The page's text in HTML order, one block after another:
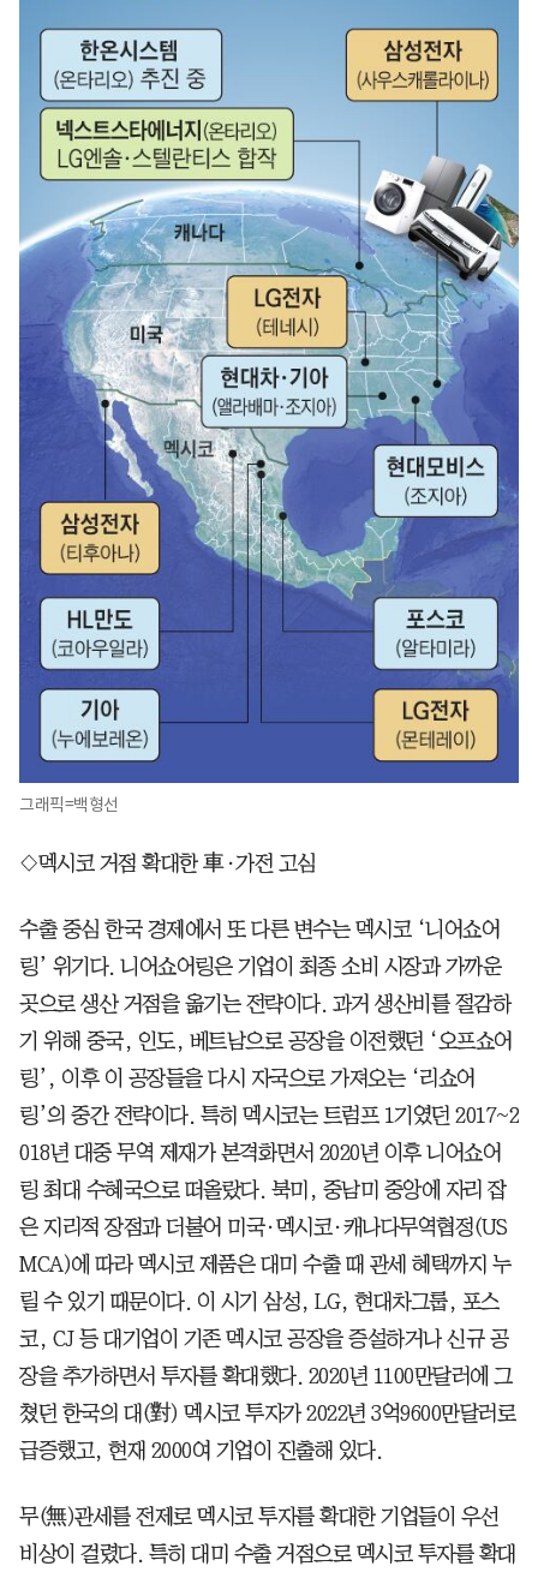
그래픽=백형선
◇멕시코 거점 확대한 車·가전 고심
수출 중심 한국 경제에서 또 다른 변수는 멕시코 ‘니어쇼어
링’ 위기다. 니어쇼어링은 기업이 최종 소비 시장과 가까운
곳으로 생산 거점을 옮기는 전략이다. 과거 생산비를 절감하
기 위해 중국, 인도, 베트남으로 공장을 이전했던 ‘오프쇼어
링’, 이후 이 공장들을 다시 자국으로 가져오는 ‘리쇼어
링’의 중간 전략이다. 특히 멕시코는 트럼프 1기였던 2017~2
018년 대중 무역 제재가 본격화면서 2020년 이후 니어쇼어
링 최대 수혜국으로 떠올랐다. 북미, 중남미 중앙에 자리 잡
은 지리적 장점과 더불어 미국·멕시코·캐나다무역협정(US
MCA)에 따라 멕시코 제품은 대미 수출 때 관세 혜택까지 누
릴 수 있기 때문이다. 이 시기 삼성, LG, 현대차그룹, 포스
코, CJ 등 대기업이 기존 멕시코 공장을 증설하거나 신규 공
장을 추가하면서 투자를 확대했다. 2020년 1100만달러에 그
쳤던 한국의 대(對) 멕시코 투자가 2022년 3억9600만달러로
급증했고, 현재 2000여 기업이 진출해 있다.
무(無)관세를 전제로 멕시코 투자를 확대한 기업들이 우선
비상이 걸렸다. 특히 대미 수출 거점으로 멕시코 투자를 확대